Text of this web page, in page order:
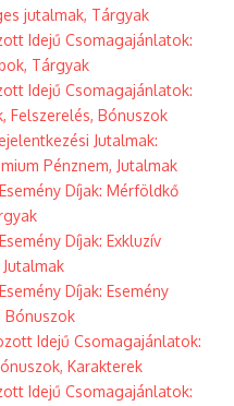
jutalmak, Tárgyak
Idejű Csomagajánlatok:
Tárgyak
Idejű Csomagajánlatok:
Felszerelés, Bónuszok
Jutalmak:
Pénznem, Jutalmak
Díjak: Mérföldkő
Díjak: Exkluzív
Díjak: Esemény
Bónuszok
Idejű Csomagajánlatok:
Karakterek
Idejű Csomagajánlatok: